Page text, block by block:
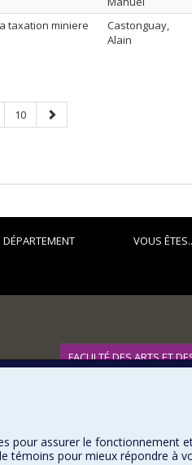
taxation miniere
Castonguay,
Alain
Page
10
Page
suivante
DÉPARTEMENT VOUS
FACULTÉ DES ARTS ET
pour assurer le fonctionnement
témoins pour mieux répondre à